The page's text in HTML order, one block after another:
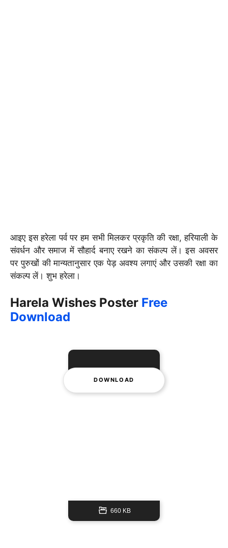
आइए इस हरेला पर्व पर हम सभी मिलकर प्रकृति की रक्षा, हरियाली के
संवर्धन और समाज में सौहार्द बनाए रखने का संकल्प लें। इस अवसर
पर पुरुखों की मान्यतानुसार एक पेड़ अवश्य लगाएं और उसकी रक्षा का
संकल्प लें। शुभ हरेला।
Harela Wishes Poster Free
Download
DOWNLOAD
660 KB